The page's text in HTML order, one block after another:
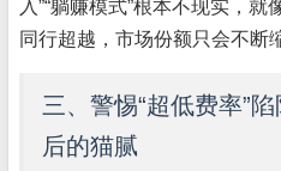
入”“躺赚模式”根本不现实，
同行超越，市场份额只会不断
三、警惕“超低费率”
后的猫腻